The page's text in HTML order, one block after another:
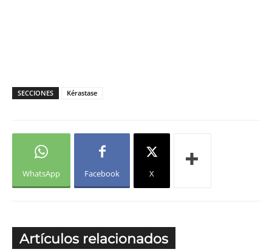
SECCIONES Kérastase
WhatsApp Facebook X
Artículos relacionados